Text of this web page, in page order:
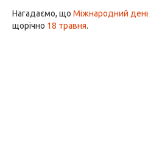
Нагадаємо, що Міжнародний
щорічно 18 травня.